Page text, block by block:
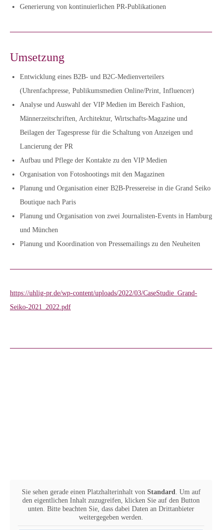
Generierung von kontinuierlichen PR-Publikationen
Umsetzung
Entwicklung eines B2B- und B2C-Medienverteilers
(Uhrenfachpresse, Publikumsmedien Online/Print, Influencer)
Analyse und Auswahl der VIP Medien im Bereich Fashion,
Männerzeitschriften, Architektur, Wirtschafts-Magazine und
Beilagen der Tagespresse für die Schaltung von Anzeigen und
Lancierung der PR
Aufbau und Pflege der Kontakte zu den VIP Medien
Organisation von Fotoshootings mit den Magazinen
Planung und Organisation einer B2B-Pressereise in die Grand Seiko
Boutique nach Paris
Planung und Organisation von zwei Journalisten-Events in Hamburg
und München
Planung und Koordination von Pressemailings zu den Neuheiten
https://uhlig-pr.de/wp-content/uploads/2022/03/CaseStudie_Grand-
Seiko-2021_2022.pdf
Sie sehen gerade einen Platzhalterinhalt von Standard . Um auf
den eigentlichen Inhalt zuzugreifen, klicken Sie auf den Button
unten. Bitte beachten Sie, dass dabei Daten an Drittanbieter
weitergegeben werden.